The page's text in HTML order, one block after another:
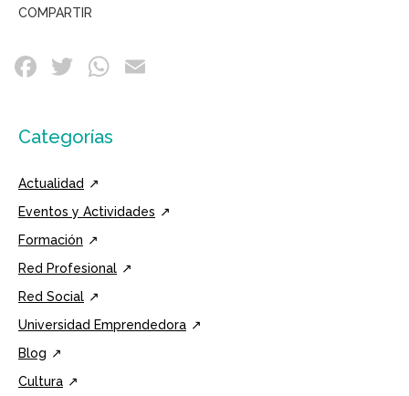
COMPARTIR
Categorías
Actualidad
Eventos y Actividades
Formación
Red Profesional
Red Social
Universidad Emprendedora
Blog
Cultura